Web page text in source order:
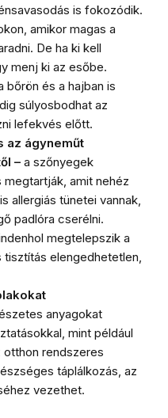
is fokozódik.
amikor magas a
De ha ki kell
menj ki az esőbe.
bőrön és a hajban is
súlyosbodhat az
lefekvés előtt.
az ágyneműt
– a szőnyegek
amit nehéz
allergiás tünetei vannak,
padlóra cserélni.
megtelepszik a
tisztítás elengedhetetlen,
anyagokat
mint például
otthon rendszeres
táplálkozás, az
vezethet.